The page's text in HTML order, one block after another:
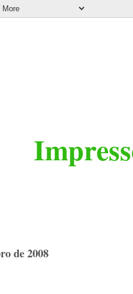
de 2008